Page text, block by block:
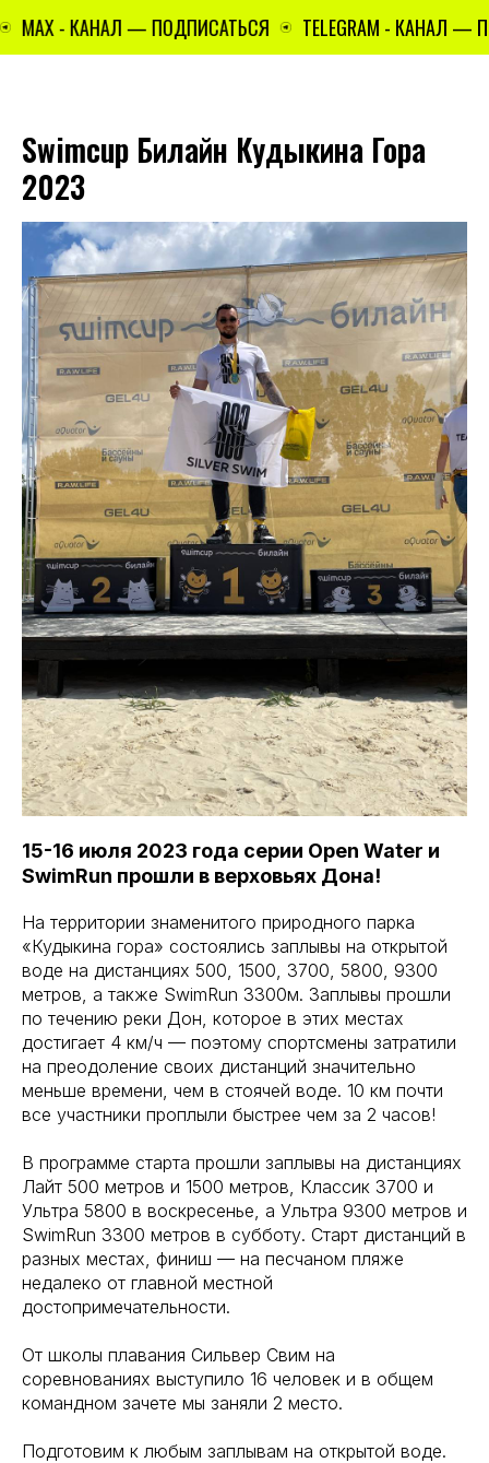
MAX - КАНАЛ — ПОДПИСАТЬСЯ TELEGRAM - КАНАЛ —
Swimcup Билайн Кудыкина Гора
2023
15-16 июля 2023 года серии Open Water и
SwimRun прошли в верховьях Дона!
На территории знаменитого природного парка
«Кудыкина гора» состоялись заплывы на открытой
воде на дистанциях 500, 1500, 3700, 5800, 9300
метров, а также SwimRun 3300м. Заплывы прошли
по течению реки Дон, которое в этих местах
достигает 4 км/ч — поэтому спортсмены затратили
на преодоление своих дистанций значительно
меньше времени, чем в стоячей воде. 10 км почти
все участники проплыли быстрее чем за 2 часов!
В программе старта прошли заплывы на дистанциях
Лайт 500 метров и 1500 метров, Классик 3700 и
Ультра 5800 в воскресенье, а Ультра 9300 метров и
SwimRun 3300 метров в субботу. Старт дистанций в
разных местах, финиш — на песчаном пляже
недалеко от главной местной
достопримечательности.
От школы плавания Сильвер Свим на
соревнованиях выступило 16 человек и в общем
командном зачете мы заняли 2 место.
Подготовим к любым заплывам на открытой воде.